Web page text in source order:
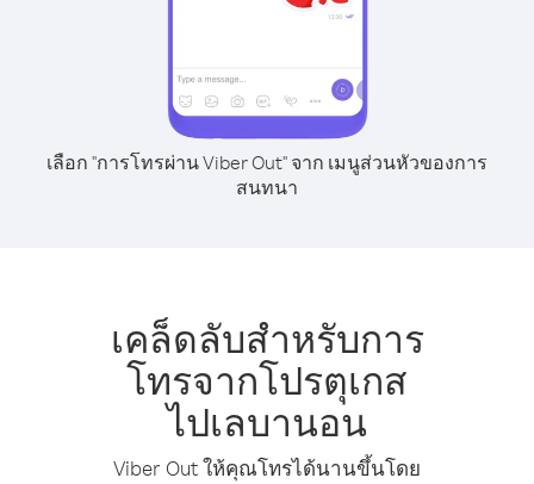
เลือก "การโทรผ่าน Viber Out" จาก เมนูส่วนหัวของการ
สนทนา
เคล็ดลับสำหรับการ
โทรจากโปรตุเกส
ไปเลบานอน
Viber Out ให้คุณโทรได้นานขึ้นโดย